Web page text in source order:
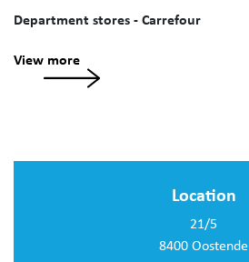
Department stores - Carrefour
View more
Location
21/5
8400 Oostende